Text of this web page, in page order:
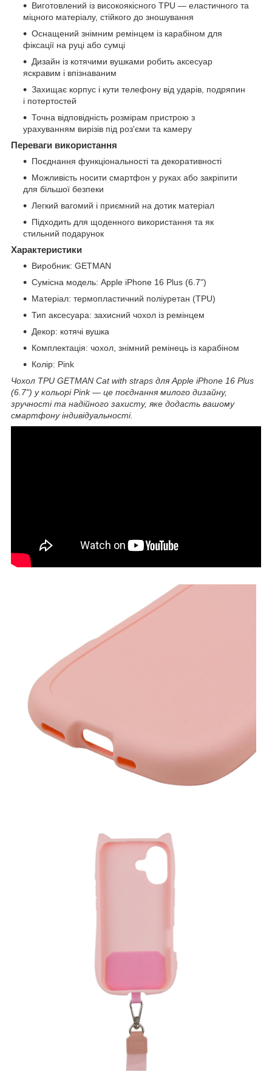
Виготовлений із високоякісного TPU — еластичного та
міцного матеріалу, стійкого до зношування
Оснащений знімним ремінцем із карабіном для
фіксації на руці або сумці
Дизайн із котячими вушками робить аксесуар
яскравим і впізнаваним
Захищає корпус і кути телефону від ударів, подряпин
і потертостей
Точна відповідність розмірам пристрою з
урахуванням вирізів під роз'єми та камеру
Переваги використання
Поєднання функціональності та декоративності
Можливість носити смартфон у руках або закріпити
для більшої безпеки
Легкий вагомий і приємний на дотик матеріал
Підходить для щоденного використання та як
стильний подарунок
Характеристики
Виробник: GETMAN
Сумісна модель: Apple iPhone 16 Plus (6.7")
Матеріал: термопластичний поліуретан (TPU)
Тип аксесуара: захисний чохол із ремінцем
Декор: котячі вушка
Комплектація: чохол, знімний ремінець із карабіном
Колір: Pink
Чохол TPU GETMAN Cat with straps для Apple iPhone 16 Plus
(6.7") у кольорі Pink — це поєднання милого дизайну,
зручності та надійного захисту, яке додасть вашому
смартфону індивідуальності.